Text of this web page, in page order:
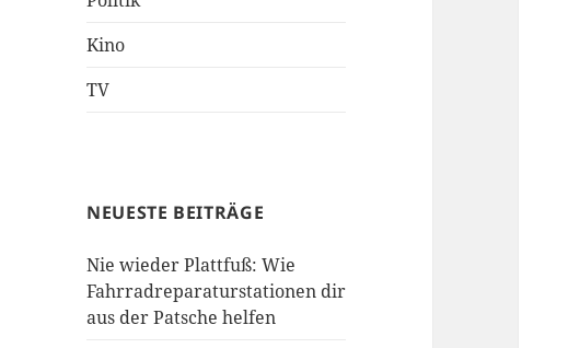
Kino
TV
NEUESTE BEITRÄGE
Nie wieder Plattfuß: Wie
Fahrradreparaturstationen dir
aus der Patsche helfen